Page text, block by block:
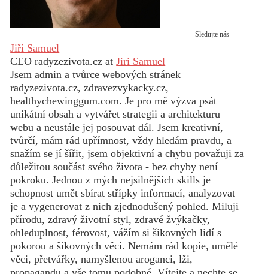
Sledujte nás
Jiří Samuel
CEO radyzezivota.cz atJiri Samuel
Jsem admin a tvůrce webových stránek
radyzezivota.cz, zdravezvykacky.cz,
healthychewinggum.com. Je pro mě výzva psát
unikátní obsah a vytvářet strategii a architekturu
webu a neustále jej posouvat dál. Jsem kreativní,
tvůrčí, mám rád upřímnost, vždy hledám pravdu, a
snažím se jí šířit, jsem objektivní a chybu považuji za
důležitou součást svého života - bez chyby není
pokroku. Jednou z mých nejsilnějších skills je
schopnost umět sbírat střípky informací, analyzovat
je a vygenerovat z nich zjednodušený pohled. Miluji
přírodu, zdravý životní styl, zdravé žvýkačky,
ohleduplnost, férovost, vážím si šikovných lidí s
pokorou a šikovných věcí. Nemám rád kopie, umělé
věci, přetvářky, namyšlenou aroganci, lži,